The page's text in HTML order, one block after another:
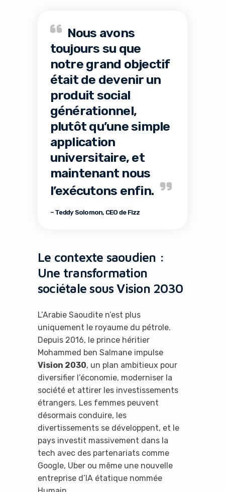
Nous avons
toujours su que
notre grand objectif
était de devenir un
produit social
générationnel,
plutôt qu’une simple
application
universitaire, et
maintenant nous
l’exécutons enfin.
– Teddy Solomon, CEO de Fizz
Le contexte saoudien :
Une transformation
sociétale sous Vision 2030
L’Arabie Saoudite n’est plus
uniquement le royaume du pétrole.
Depuis 2016, le prince héritier
Mohammed ben Salmane impulse
Vision 2030, un plan ambitieux pour
diversifier l’économie, moderniser la
société et attirer les investissements
étrangers. Les femmes peuvent
désormais conduire, les
divertissements se développent, et le
pays investit massivement dans la
tech avec des partenariats comme
Google, Uber ou même une nouvelle
entreprise d’IA étatique nommée